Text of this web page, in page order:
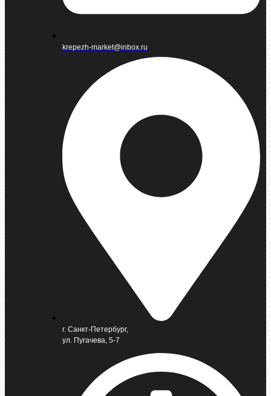
krepezh-market@inbox.ru
г. Санкт-Петербург,
ул. Пугачева, 5-7